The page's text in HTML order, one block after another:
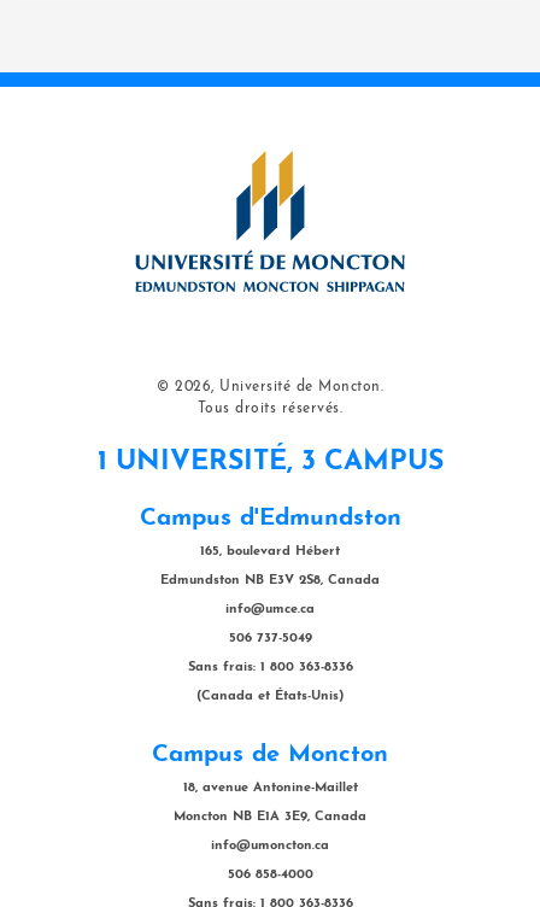
© 2026, Université de Moncton.
Tous droits réservés.
1 UNIVERSITÉ, 3 CAMPUS
Campus d'Edmundston
165, boulevard Hébert
Edmundston NB E3V 2S8, Canada
info@umce.ca
506 737-5049
Sans frais: 1 800 363-8336
(Canada et États-Unis)
Campus de Moncton
18, avenue Antonine-Maillet
Moncton NB E1A 3E9, Canada
info@umoncton.ca
506 858-4000
Sans frais: 1 800 363-8336